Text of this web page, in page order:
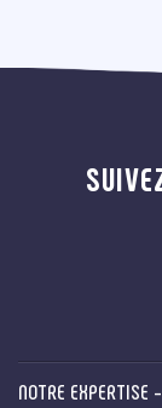
NOTRE EXPERTISE